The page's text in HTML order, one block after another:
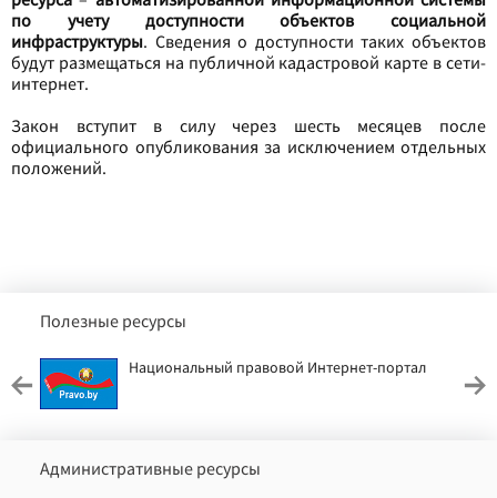
по учету доступности объектов социальной
инфраструктуры. Сведения о доступности таких объектов
будут размещаться на публичной кадастровой карте в сети-
интернет.
Закон вступит в силу через шесть месяцев после
официального опубликования за исключением отдельных
положений.
Полезные ресурсы
Национальный правовой Интернет-портал
Административные ресурсы